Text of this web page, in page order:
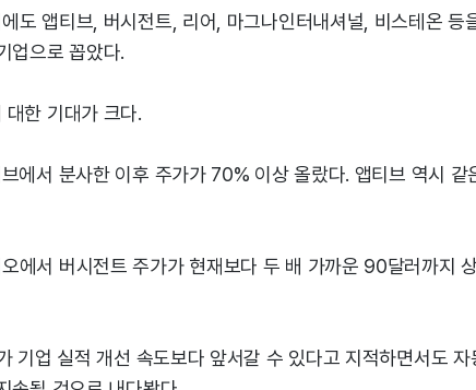
도 앱티브, 버시전트, 리어, 마그나인터내셔널, 비스테온 등
업으로 꼽았다.
한 기대가 크다.
에서 분사한 이후 주가가 70% 이상 올랐다. 앱티브 역시
에서 버시전트 주가가 현재보다 두 배 가까운 90달러까지
기업 실적 개선 속도보다 앞서갈 수 있다고 지적하면서도